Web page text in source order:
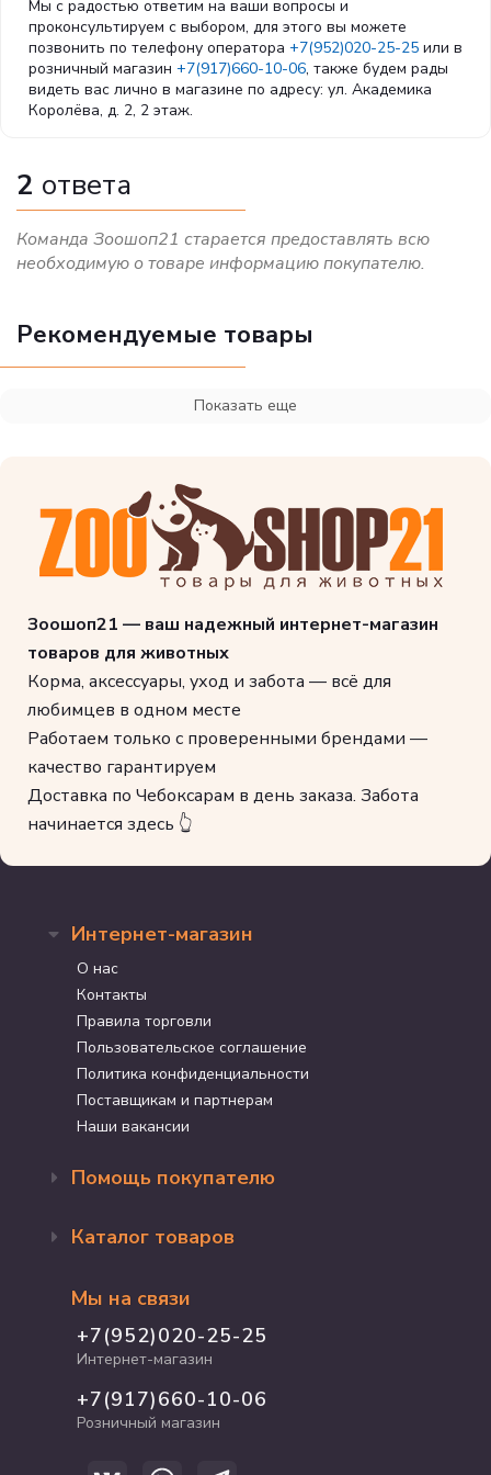
экстракт алоэ вера — 1000мг; экстракт зеленого чая —
100мг; экстракт розмарина. Антиоксиданты: экстракт
токоферолов натурального происхождения.
Энергетическая ценность:
Мы с радостью ответим на ваши вопросы и
проконсультируем с выбором, для этого вы можете
позвонить по телефону оператора +7(952)020-25-25 или в
розничный магазин +7(917)660-10-06, также будем рады
видеть вас лично в магазине по адресу: ул. Академика
Королёва, д. 2, 2 этаж.
2 ответа
Команда Зоошоп21 старается предоставлять всю
необходимую о товаре информацию покупателю.
Рекомендуемые товары
Показать еще
Зоошоп21 — ваш надежный интернет-магазин
товаров для животных
Корма, аксессуары, уход и забота — всё для
любимцев в одном месте
Работаем только с проверенными брендами —
качество гарантируем
Доставка по Чебоксарам в день заказа. Забота
начинается здесь 👆
Интернет-магазин
О нас
Контакты
Правила торговли
Пользовательское соглашение
Политика конфиденциальности
Поставщикам и партнерам
Наши вакансии
Помощь покупателю
Доставка и оплата
Программа лояльности
График работы
Полезные статьи
Каталог товаров
Акции
Для кошек
Для собак
Для грызунов
Для рыб и рептилий
Мы на связи
+7(952)020-25-25
Интернет-магазин
+7(917)660-10-06
Розничный магазин